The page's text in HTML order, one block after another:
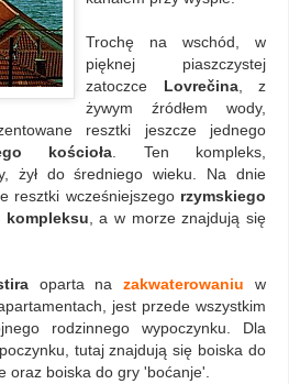
Trochę na wschód, w
pięknej piaszczystej
zatoczce Lovrečina, z
żywym źródłem wody,
resztki jeszcze jednego
kościoła. Ten kompleks,
żył do średniego wieku. Na dnie
resztki wcześniejszego rzymskiego
kompleksu, a w morze znajdują się
oparta nazakwaterowaniu w
jest przede wszystkim
rodzinnego wypoczynku. Dla
tutaj znajdują się boiska do
oraz boiska do gry 'boćanje'.